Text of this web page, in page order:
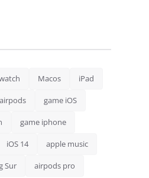
Macos iPad
airpods game iOS
game iphone
iOS 14 apple music
Sur airpods pro